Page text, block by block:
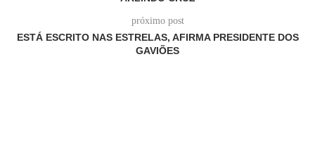
próximo post
ESTÁ ESCRITO NAS ESTRELAS, AFIRMA PRESIDENTE DOS
GAVIÕES